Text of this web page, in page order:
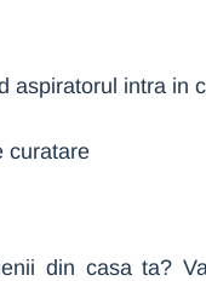
aspiratorul intra in
curatare
din casa ta?